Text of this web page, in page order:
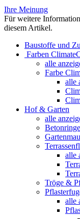
Ihre Meinung
Für weitere
diesem Artikel.
Baustoffe und
Farben
alle
Farbe
alle
Hof & Garten
alle
Betonringe
alle
Tröge &
alle